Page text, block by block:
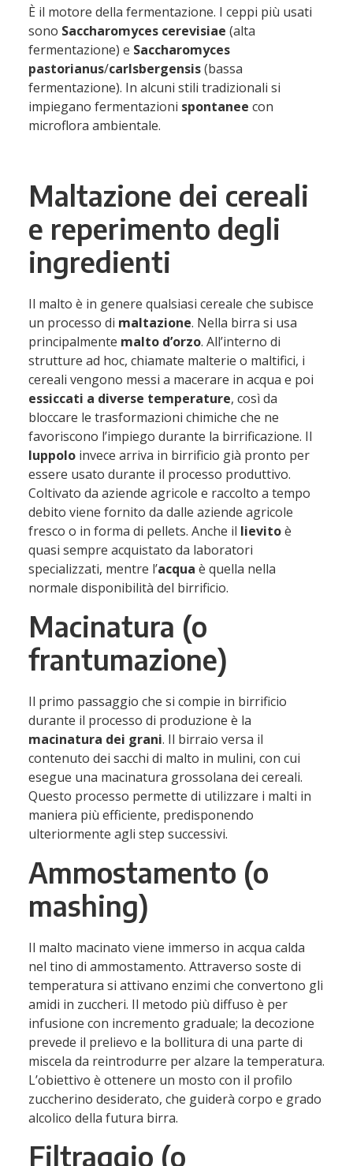
È il motore della fermentazione. I ceppi più usati
sono Saccharomyces cerevisiae (alta
fermentazione) e Saccharomyces
pastorianus/carlsbergensis(bassa
fermentazione). In alcuni stili tradizionali si
impiegano fermentazioni spontanee con
microflora ambientale.
Maltazione dei cereali
e reperimento degli
ingredienti
Il malto è in genere qualsiasi cereale che subisce
un processo di maltazione. Nella birra si usa
principalmente malto d’orzo. All’interno di
strutture ad hoc, chiamate malterie o maltifici, i
cereali vengono messi a macerare in acqua e poi
essiccati a diverse temperature, così da
bloccare le trasformazioni chimiche che ne
favoriscono l’impiego durante la birrificazione. Il
luppolo invece arriva in birrificio già pronto per
essere usato durante il processo produttivo.
Coltivato da aziende agricole e raccolto a tempo
debito viene fornito da dalle aziende agricole
fresco o in forma di pellets. Anche il lievitoè
quasi sempre acquistato da laboratori
specializzati, mentre l’acqua è quella nella
normale disponibilità del birrificio.
Macinatura (o
frantumazione)
Il primo passaggio che si compie in birrificio
durante il processo di produzione è la
macinatura dei grani. Il birraio versa il
contenuto dei sacchi di malto in mulini, con cui
esegue una macinatura grossolana dei cereali.
Questo processo permette di utilizzare i malti in
maniera più efficiente, predisponendo
ulteriormente agli step successivi.
Ammostamento (o
mashing)
Il malto macinato viene immerso in acqua calda
nel tino di ammostamento. Attraverso soste di
temperatura si attivano enzimi che convertono gli
amidi in zuccheri. Il metodo più diffuso è per
infusione con incremento graduale; la decozione
prevede il prelievo e la bollitura di una parte di
miscela da reintrodurre per alzare la temperatura.
L’obiettivo è ottenere un mosto con il profilo
zuccherino desiderato, che guiderà corpo e grado
alcolico della futura birra.
Filtraggio (o